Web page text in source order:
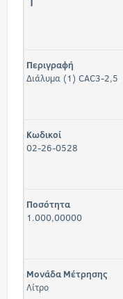
Περιγραφή
Διάλυμα (1) CAC3-2,5
Κωδικοί
02-26-0528
Ποσότητα
1.000,00000
Μονάδα Μέτρησης
Λίτρο